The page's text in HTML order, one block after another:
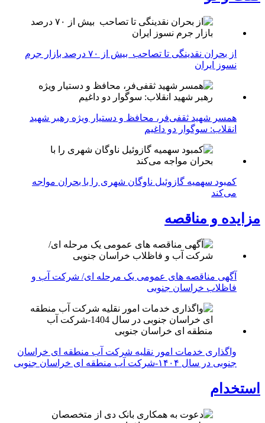
از بحران نقدینگی تا تصاحب بیش از ۷۰ درصد بازار جرم
نسوز ایران
همسر شهید ثقفی‌فر، محافظ و دستیار ویژه رهبر شهید
انقلاب: سوگوار دو داغیم
کمبود سهمیه گازوئیل ناوگان شهری را با بحران مواجه
می‌کند
مزایده و مناقصه
آگهی مناقصه های عمومی یک مرحله ای/ شرکت آب و
فاظلاب خراسان جنوبی
واگذاری خدمات امور نقلیه شرکت آب منطقه ای خراسان
جنوبی در سال ۱۴۰۴-شرکت آب منطقه ای خراسان جنوبی
استخدام